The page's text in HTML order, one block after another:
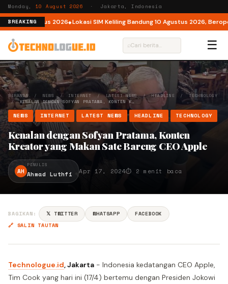
Monday, 10 August 2026 · Jakarta, Indonesia
BREAKING
10 Agustus 2026 Lokasi SIM Keliling Bandung 10 Agustus 2026,
⌕ ☰
BERANDA/ NEWS / INTERNET/LATEST NEWS/HEADLINE /TECHNOLOGY
/KENALAN DENGAN SOFYAN PRATAMA, KONTEN K…
NEWS INTERNET LATEST NEWS HEADLINE TECHNOLOGY
Kenalan dengan Sofyan Pratama, Konten
Kreator yang Makan Sate Bareng CEO Apple
AH
PENULIS
Ahmad Luthfi Apr 17, 2024⏱ 2 menit baca
BAGIKAN: 𝕏 TWITTER WHATSAPP
FACEBOOK
🔗 SALIN TAUTAN
Technologue.id, Jakarta - Indonesia kedatangan CEO Apple,
Tim Cook yang hari ini (17/4) bertemu dengan Presiden Jokowi